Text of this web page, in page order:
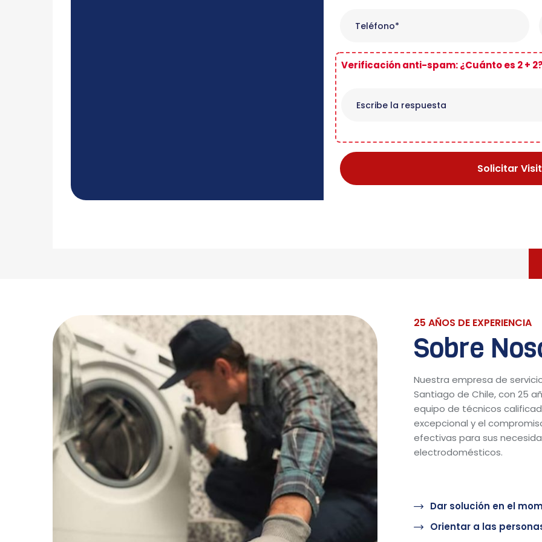
Verificación anti-spam: ¿Cuánto es 2 +
25 AÑOS DE EXPERIENCIA
Sobre
Nuestra empresa de
Santiago de Chile, con 25
equipo de técnicos
excepcional y el
efectivas para sus
electrodomésticos.
Dar solución en el
Orientar a las